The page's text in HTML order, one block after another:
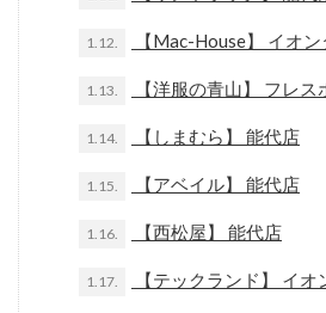
1.12. 【Mac-House】 イオ
1.13. 【洋服の青山】 フレス
1.14. 【しまむら】 能代店
1.15. 【アベイル】 能代店
1.16. 【西松屋】 能代店
1.17. 【テックランド】 イ